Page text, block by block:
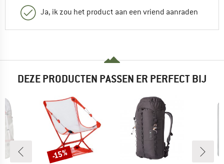
Ja, ik zou het product aan een vriend aanraden
DEZE PRODUCTEN PASSEN ER PERFECT BIJ
Korting
-15%